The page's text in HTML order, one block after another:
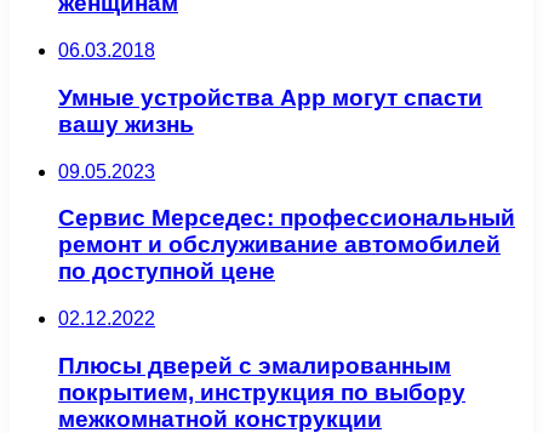
06.03.2018
Умные устройства App могут спасти
вашу жизнь
09.05.2023
Сервис Мерседес: профессиональный
ремонт и обслуживание автомобилей
по доступной цене
02.12.2022
Плюсы дверей с эмалированным
покрытием, инструкция по выбору
межкомнатной конструкции